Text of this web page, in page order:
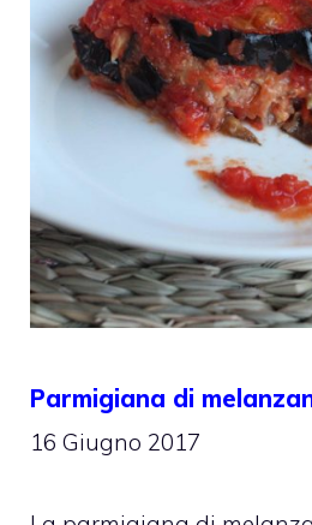
Parmigiana di
16 Giugno 2017